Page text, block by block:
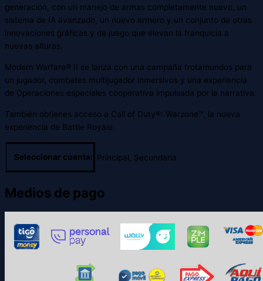
generación, con un manejo de armas completamente nuevo, un
sistema de IA avanzado, un nuevo armero y un conjunto de otras
innovaciones gráficas y de juego que elevan la franquicia a
nuevas alturas.
Modern Warfare® II se lanza con una campaña trotamundos para
un jugador, combates multijugador inmersivos y una experiencia
de Operaciones especiales cooperativa impulsada por la narrativa.
También obtienes acceso a Call of Duty®: Warzone™, la nueva
experiencia de Battle Royale.
Seleccionar cuenta: Principal, Secundaria
Medios de pago